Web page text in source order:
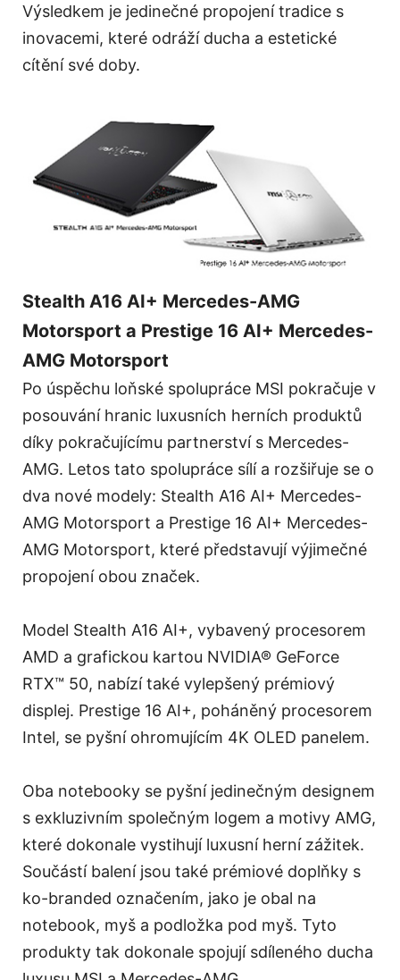
Výsledkem je jedinečné propojení tradice s
inovacemi, které odráží ducha a estetické
cítění své doby.
Stealth A16 AI+ Mercedes-AMG
Motorsport a Prestige 16 AI+ Mercedes-
AMG Motorsport
Po úspěchu loňské spolupráce MSI pokračuje v
posouvání hranic luxusních herních produktů
díky pokračujícímu partnerství s Mercedes-
AMG. Letos tato spolupráce sílí a rozšiřuje se o
dva nové modely: Stealth A16 AI+ Mercedes-
AMG Motorsport a Prestige 16 AI+ Mercedes-
AMG Motorsport, které představují výjimečné
propojení obou značek.
Model Stealth A16 AI+, vybavený procesorem
AMD a grafickou kartou NVIDIA® GeForce
RTX™ 50, nabízí také vylepšený prémiový
displej. Prestige 16 AI+, poháněný procesorem
Intel, se pyšní ohromujícím 4K OLED panelem.
Oba notebooky se pyšní jedinečným designem
s exkluzivním společným logem a motivy AMG,
které dokonale vystihují luxusní herní zážitek.
Součástí balení jsou také prémiové doplňky s
ko-branded označením, jako je obal na
notebook, myš a podložka pod myš. Tyto
produkty tak dokonale spojují sdíleného ducha